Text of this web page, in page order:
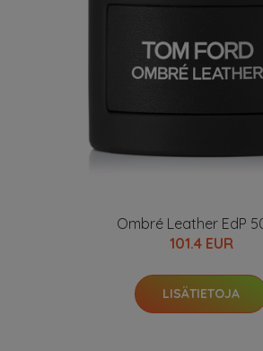
Ombré Leather EdP
101.4 EUR
LISÄTIETOJA